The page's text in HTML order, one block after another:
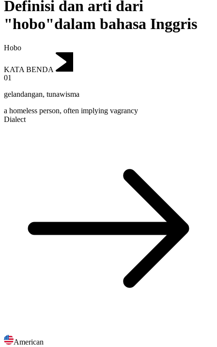
Definisi dan arti dari
"hobo"dalam bahasa Inggris
Hobo
KATA BENDA
01
gelandangan, tunawisma
a homeless person, often implying vagrancy
Dialect
American